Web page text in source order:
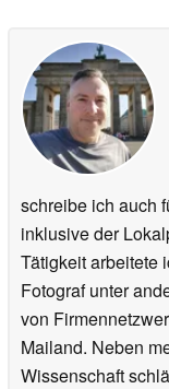
schreibe ich auch
inklusive der
Tätigkeit arbeitete
Fotograf unter
von
Mailand. Neben
Wissenschaft